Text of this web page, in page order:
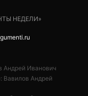
НЕДЕЛИ»
Андрей Иванович
Вавилов Андрей